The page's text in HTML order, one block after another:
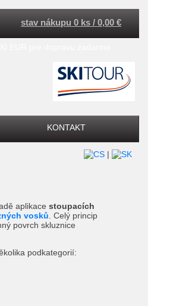
stav nákupu 0 ks / 0,00 €
KONTAKT
|
aplikace stoupacích
vosků . Celý princip
povrch skluznice
podkategorií: